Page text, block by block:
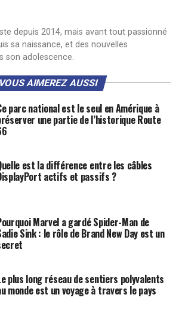
depuis 2014, mais avant tout passionné
sa naissance, et des nouvelles
son adolescence.
VOUS AIMEREZ AUSSI
parc national est le seul en Amérique à
une partie de l’historique Route
est la différence entre les câbles
actifs et passifs ?
Marvel a gardé Spider-Man de
Sink : le rôle de Brand New Day est un
plus long réseau de sentiers polyvalents
monde est un voyage à travers le pays